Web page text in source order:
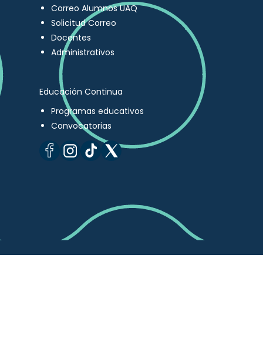
Correo Alumnos UAQ
Solicitud Correo
Docentes
Administrativos
Educación Continua
Programas educativos
Convocatorias